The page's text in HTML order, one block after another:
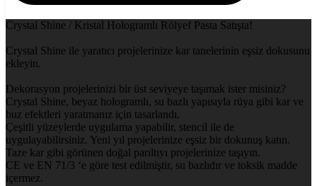
Crystal Shine / Kristal Hologramlı Rölyef Pasta Satışta!
Crystal Shine ile yaratıcı projelerinize kar tanelerinin eşsiz dokusunu
ekleyin.
Dekorasyon projelerinizi bir üst seviyeye taşımak ister misiniz?
Crystal Shine, beyaz hologramlı, su bazlı yapısıyla rüya gibi kar ve
buz efektleri yaratmanız için tasarlandı.
Çeşitli yüzeylerde uygulama yapabilir, stencil ile de
uygulayabilirsiniz. Yeni yıl projelerinize eşsiz bir dokunuş katın.
Taze kar gibi görünen doğal parıltıyı projelerinize taşıyın.
CE ve EN 71/3 ‘e göre test edilmiştir, su bazlıdır ve toksik madde
içermez.